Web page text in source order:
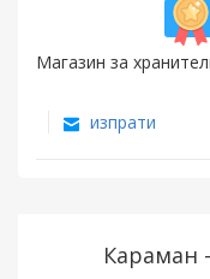
Магазин за
изпрати
Караман